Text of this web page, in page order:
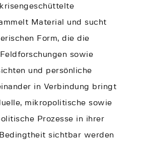
Material und sucht
Form, die die
sowie
und persönliche
in Verbindung bringt
mikropolitische sowie
Prozesse in ihrer
sichtbar werden